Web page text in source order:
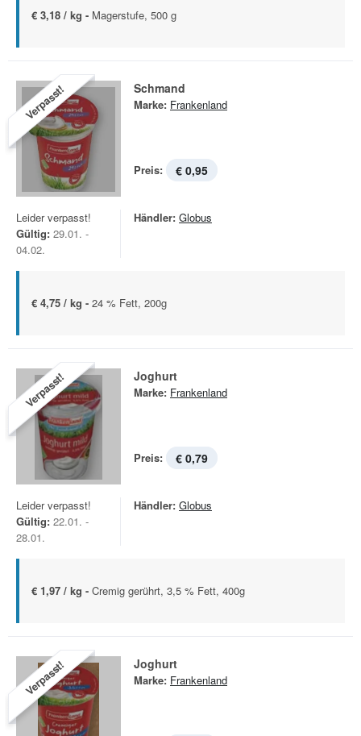
€ 3,18 / kg - Magerstufe, 500 g
Verpasst! Schmand
Marke: Frankenland
Preis: € 0,95
Leider verpasst!
Gültig: 29.01. -
04.02.
Händler: Globus
€ 4,75 / kg - 24 % Fett, 200g
Verpasst! Joghurt
Marke: Frankenland
Preis: € 0,79
Leider verpasst!
Gültig: 22.01. -
28.01.
Händler: Globus
€ 1,97 / kg - Cremig gerührt, 3,5 % Fett, 400g
Verpasst! Joghurt
Marke: Frankenland